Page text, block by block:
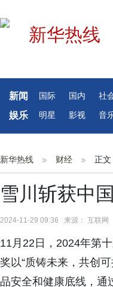
新闻 国际 国内 社
娱乐 明星 影视 音
新华热线 财经 正文
雪川斩获中
2024-11-29 09:36 来源： 互联
11月22日，2024年第
奖以“质铸未来，共创
品安全和健康底线，通